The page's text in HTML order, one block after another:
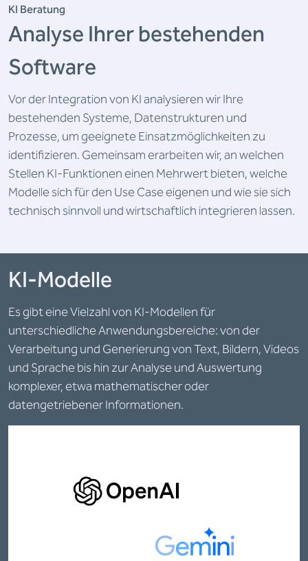
KI Beratung
Analyse Ihrer bestehenden
Software
Vor der Integration von KI analysieren wir Ihre
bestehenden Systeme, Datenstrukturen und
Prozesse, um geeignete Einsatzmöglichkeiten zu
identifizieren. Gemeinsam erarbeiten wir, an welchen
Stellen KI-Funktionen einen Mehrwert bieten, welche
Modelle sich für den Use Case eigenen und wie sie sich
technisch sinnvoll und wirtschaftlich integrieren lassen.
KI-Modelle
Es gibt eine Vielzahl von KI-Modellen für
unterschiedliche Anwendungsbereiche: von der
Verarbeitung und Generierung von Text, Bildern, Videos
und Sprache bis hin zur Analyse und Auswertung
komplexer, etwa mathematischer oder
datengetriebener Informationen.